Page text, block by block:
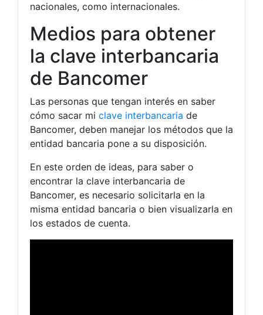
nacionales, como internacionales.
Medios para obtener
la clave interbancaria
de Bancomer
Las personas que tengan interés en saber
cómo sacar mi clave interbancaria de
Bancomer, deben manejar los métodos que la
entidad bancaria pone a su disposición.
En este orden de ideas, para saber o
encontrar la clave interbancaria de
Bancomer, es necesario solicitarla en la
misma entidad bancaria o bien visualizarla en
los estados de cuenta.